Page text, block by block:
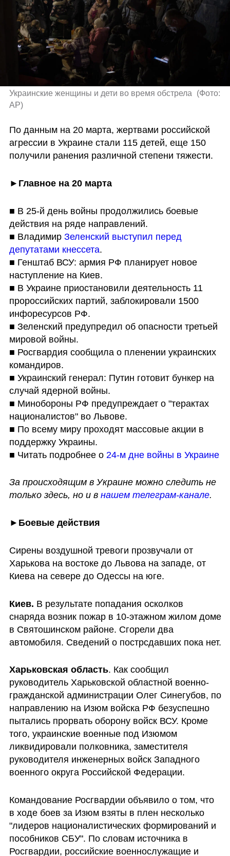
Украинские женщины и дети во время обстрела (Фото:
AP)
По данным на 20 марта, жертвами российской
агрессии в Украине стали 115 детей, еще 150
получили ранения различной степени тяжести.
► Главное на 20 марта
■ В 25-й день войны продолжились боевые
действия на ряде направлений.
■ Владимир Зеленский выступил перед
депутатами кнессета.
■ Генштаб ВСУ: армия РФ планирует новое
наступление на Киев.
■ В Украине приостановили деятельность 11
пророссийских партий, заблокировали 1500
инфоресурсов РФ.
■ Зеленский предупредил об опасности третьей
мировой войны.
■ Росгвардия сообщила о пленении украинских
командиров.
■ Украинский генерал: Путин готовит бункер на
случай ядерной войны.
■ Минобороны РФ предупреждает о "терактах
националистов" во Львове.
■ По всему миру проходят массовые акции в
поддержку Украины.
■ Читать подробнее о 24-м дне войны в Украине
За происходящим в Украине можно следить не
только здесь, но и в нашем телеграм-канале.
► Боевые действия
Сирены воздушной тревоги прозвучали от
Харькова на востоке до Львова на западе, от
Киева на севере до Одессы на юге.
Киев. В результате попадания осколков
снаряда возник пожар в 10-этажном жилом доме
в Святошинском районе. Сгорели два
автомобиля. Сведений о пострсдавших пока нет.
Харьковская область. Как сообщил
руководитель Харьковской областной военно-
гражданской администрации Олег Синегубов, по
направлению на Изюм войска РФ безуспешно
пытались прорвать оборону войск ВСУ. Кроме
того, украинские военные под Изюмом
ликвидировали полковника, заместителя
руководителя инженерных войск Западного
военного округа Российской Федерации.
Командование Росгвардии объявило о том, что
в ходе боев за Изюм взяты в плен несколько
"лидеров националистических формирований и
пособников СБУ". По словам источника в
Росгвардии, российские военнослужащие и